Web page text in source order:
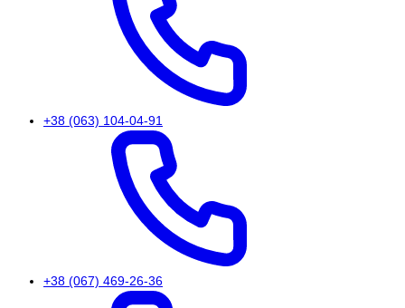
+38 (063) 104-04-91
+38 (067) 469-26-36